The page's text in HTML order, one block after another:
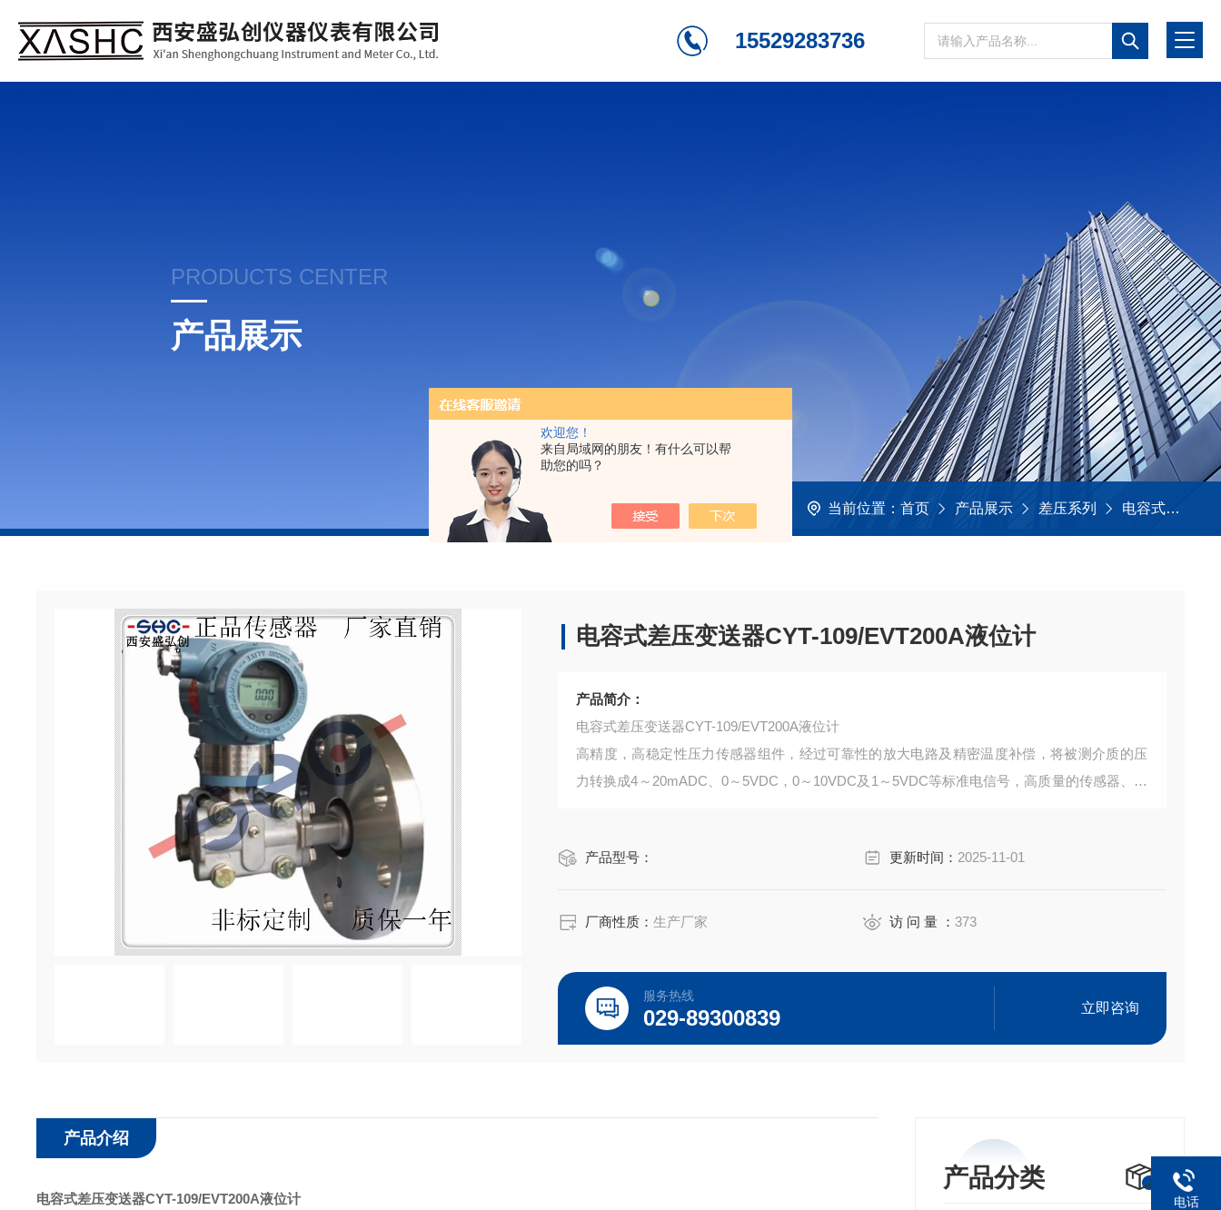
欢迎您！
来自局域网的朋友！有什么可以帮
助您的吗？
15529283736
PRODUCTS CENTER
产品展示
当前位置： 首页 产品展示 差压系列 电容式
电容式差压变送器CYT-109/EVT200A液位计
产品简介：
电容式差压变送器CYT-109/EVT200A液位计
高精度，高稳定性压力传感器组件，经过可靠性的放大电路及精密温度补偿，将被测介质的压
力转换成4～20mADC、0～5VDC，0～10VDC及1～5VDC等标准电信号，高质量的传感器、封
产品型号：
更新时间： 2025-11-01
厂商性质：生产厂家 访 问 量 ：373
服务热线
029-89300839 立即咨询
产品分类
产品介绍
电容式差压变送器CYT-109/EVT200A液位计 电话